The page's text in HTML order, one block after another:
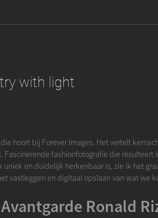
with light
hoort bij Forever Images. Het vertelt
Fascinerende fashionfotografie die resulteert
en duidelijk herkenbaar is, zie ik het
vastleggen en digitaal opslaan van wat we
Ronald